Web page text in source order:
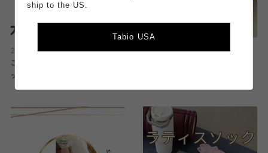
2026.08.06
これ1つでお悩み解決！外反母趾ソ
ックス🧦
2026.08.06
ship to the US.
Tabio USA